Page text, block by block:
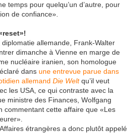
temps pour quelqu’un d’autre, pour
de confiance».
allemande, Frank-Walter
dimanche à Vienne en marge de
nucléaire iranien, son homologue
dans une entrevue parue dans
allemand Die Welt qu’il veut
les USA, ce qui contraste avec la
ministre des Finances, Wolfgang
commentant cette affaire que «Les
étrangères a donc plutôt appelé